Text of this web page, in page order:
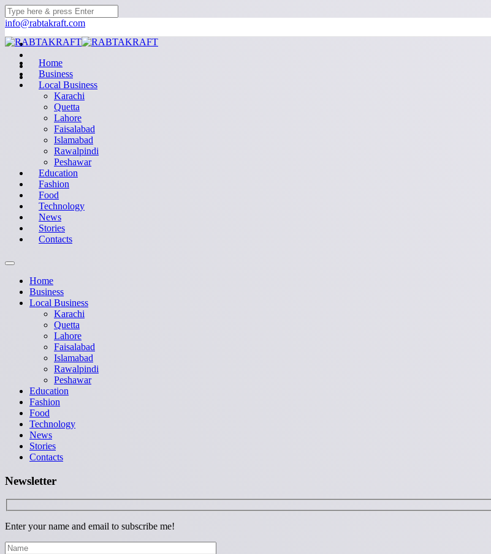
info@rabtakraft.com
Home
Business
Local Business
Karachi
Quetta
Lahore
Faisalabad
Islamabad
Rawalpindi
Peshawar
Education
Fashion
Food
Technology
News
Stories
Contacts
Home
Business
Local Business
Karachi
Quetta
Lahore
Faisalabad
Islamabad
Rawalpindi
Peshawar
Education
Fashion
Food
Technology
News
Stories
Contacts
Newsletter
Enter your name and email to subscribe me!